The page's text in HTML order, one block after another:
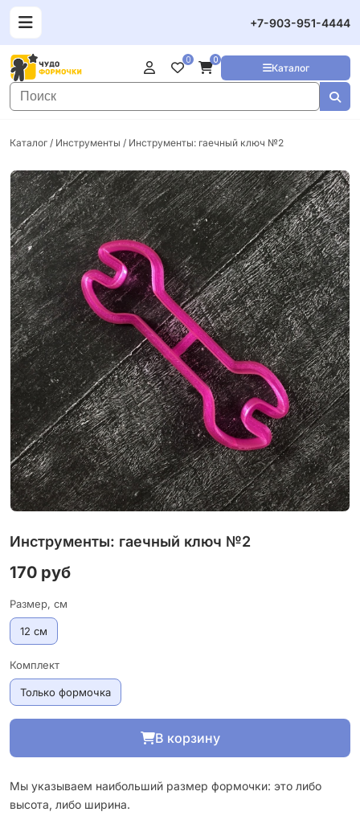
+7-903-951-4444
Каталог
0 0
Каталог / Инструменты / Инструменты: гаечный ключ №2
Инструменты: гаечный ключ №2
170 руб
Размер, см
12 см
Комплект
Только формочка
В корзину
Мы указываем наибольший размер формочки: это либо
высота, либо ширина.